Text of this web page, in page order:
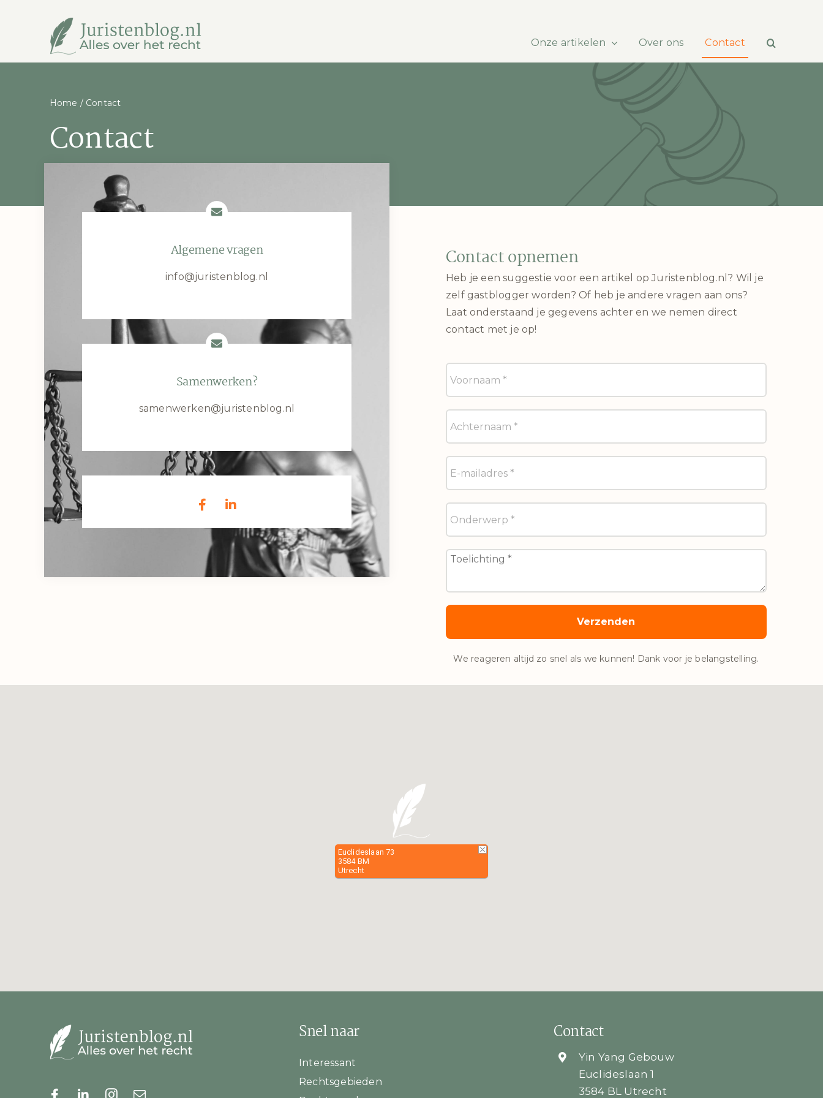
Onze artikelen Over ons Contact
Home / Contact
Contact
Algemene vragen
info@juristenblog.nl
Samenwerken?
samenwerken@juristenblog.nl
Contact opnemen
Heb je een suggestie voor een artikel op Juristenblog.nl? Wil je
zelf gastblogger worden? Of heb je andere vragen aan ons?
Laat onderstaand je gegevens achter en we nemen direct
contact met je op!
We reageren altijd zo snel als we kunnen! Dank voor je belangstelling.
Euclideslaan 73
3584 BM
Utrecht
Snel naar
Interessant
Rechtsgebieden
Contact
Yin Yang Gebouw
Euclideslaan 1
3584 BL Utrecht